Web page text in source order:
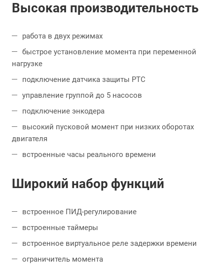
Высокая производительность
работа в двух режимах
быстрое установление момента при переменной
нагрузке
подключение датчика защиты PTC
управление группой до 5 насосов
подключение энкодера
высокий пусковой момент при низких оборотах
двигателя
встроенные часы реального времени
Широкий набор функций
встроенное ПИД-регулирование
встроенные таймеры
встроенное виртуальное реле задержки времени
ограничитель момента